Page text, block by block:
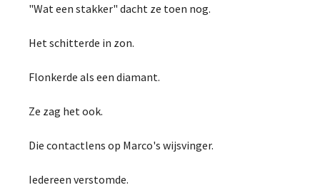
"Wat een stakker" dacht ze toen nog.
Het schitterde in zon.
Flonkerde als een diamant.
Ze zag het ook.
Die contactlens op Marco's wijsvinger.
Iedereen verstomde.